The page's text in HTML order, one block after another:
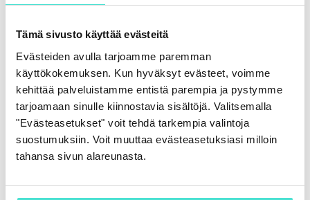
Tämä sivusto käyttää evästeitä
Evästeiden avulla tarjoamme paremman
käyttökokemuksen. Kun hyväksyt evästeet, voimme
kehittää palveluistamme entistä parempia ja pystymme
tarjoamaan sinulle kiinnostavia sisältöjä. Valitsemalla
"Evästeasetukset" voit tehdä tarkempia valintoja
suostumuksiin. Voit muuttaa evästeasetuksiasi milloin
tahansa sivun alareunasta.
IFRS | Kirja
Rahoituslaskelma
86,00€ (+ alv)
LISÄÄ OSTOSKORIIN
KAIKKI KIRJAT